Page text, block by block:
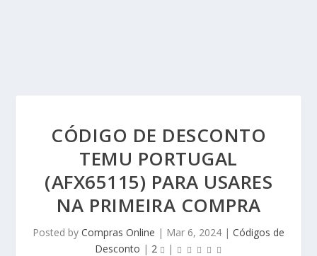
CÓDIGO DE DESCONTO
TEMU PORTUGAL
(AFX65115) PARA USARES
NA PRIMEIRA COMPRA
Posted by Compras Online | Mar 6, 2024 | Códigos de
Desconto | 2 |